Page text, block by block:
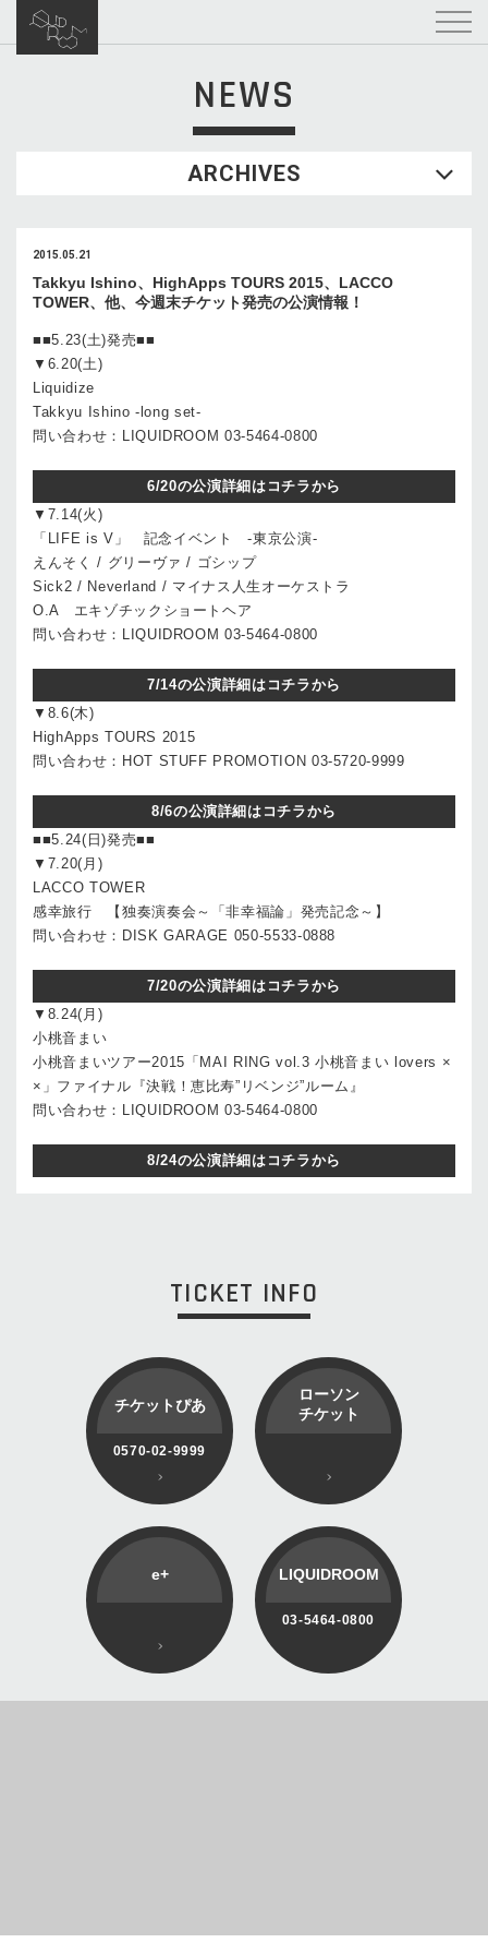
NEWS
ARCHIVES
2015.05.21
Takkyu Ishino、HighApps TOURS 2015、LACCO
TOWER、他、今週末チケット発売の公演情報！
■■5.23(土)発売■■
▼6.20(土)
Liquidize
Takkyu Ishino -long set-
問い合わせ：LIQUIDROOM 03-5464-0800
6/20の公演詳細はコチラから
▼7.14(火)
「LIFE is V」 記念イベント -東京公演-
えんそく / グリーヴァ / ゴシップ
Sick2 / Neverland / マイナス人生オーケストラ
O.A エキゾチックショートヘア
問い合わせ：LIQUIDROOM 03-5464-0800
7/14の公演詳細はコチラから
▼8.6(木)
HighApps TOURS 2015
問い合わせ：HOT STUFF PROMOTION 03-5720-9999
8/6の公演詳細はコチラから
■■5.24(日)発売■■
▼7.20(月)
LACCO TOWER
感幸旅行 【独奏演奏会～「非幸福論」発売記念～】
問い合わせ：DISK GARAGE 050-5533-0888
7/20の公演詳細はコチラから
▼8.24(月)
小桃音まい
小桃音まいツアー2015「MAI RING vol.3 小桃音まい lovers ×
×」ファイナル『決戦！恵比寿”リベンジ”ルーム』
問い合わせ：LIQUIDROOM 03-5464-0800
8/24の公演詳細はコチラから
TICKET INFO
チケットぴあ
0570-02-9999
ローソン
チケット
e+ LIQUIDROOM
03-5464-0800